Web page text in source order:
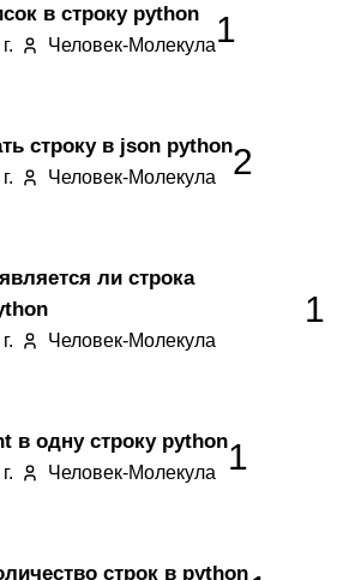
в строку python
Человек-Молекула1
строку в json python
Человек-Молекула 2
ли строка
Человек-Молекула
1
в одну строку python
Человек-Молекула 1
строк в python